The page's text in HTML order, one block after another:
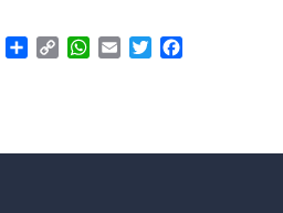
Facebook
Twitter
Email
Copy